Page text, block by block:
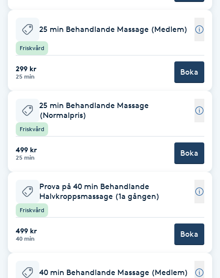
Balayage
Bambumassage
Barnklippning
BIAB
Bottenfärg
Brynformning
Brynfärgning
25 min Behandlande Massage (Medlem)
Friskvård
299 kr
25 min Boka
25 min Behandlande Massage
(Normalpris)
Friskvård
499 kr
25 min Boka
Prova på 40 min Behandlande
Halvkroppsmassage (1a gången)
Friskvård
499 kr
40 min Boka
40 min Behandlande Massage (Medlem)